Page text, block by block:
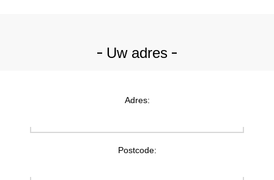
Uw adres
Adres:
Postcode: